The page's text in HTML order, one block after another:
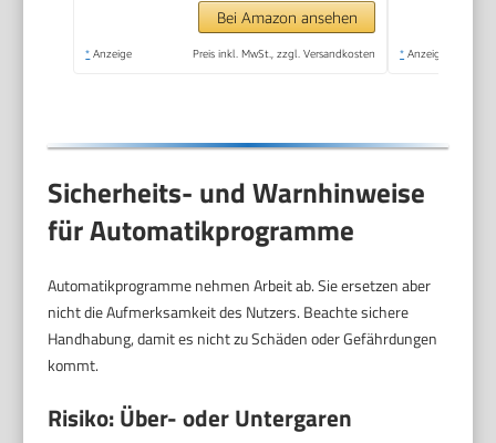
Überhitzungsschutz,
Kompaktes Design,
Bei Amazon ansehen
* Anzeige Preis inkl. MwSt., zzgl. Versandkosten * Anzeige
Sicherheits- und Warnhinweise
für Automatikprogramme
Automatikprogramme nehmen Arbeit ab. Sie ersetzen aber
nicht die Aufmerksamkeit des Nutzers. Beachte sichere
Handhabung, damit es nicht zu Schäden oder Gefährdungen
kommt.
Risiko: Über- oder Untergaren